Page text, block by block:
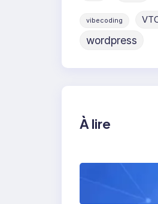
vibecoding
wordpress
À lire